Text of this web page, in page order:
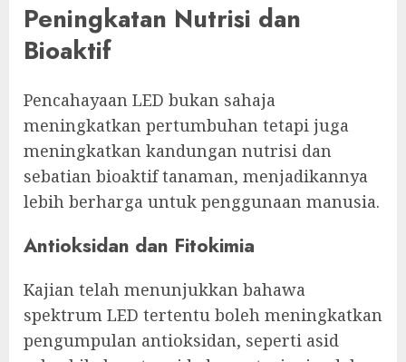
Peningkatan Nutrisi dan
Bioaktif
Pencahayaan LED bukan sahaja
meningkatkan pertumbuhan tetapi juga
meningkatkan kandungan nutrisi dan
sebatian bioaktif tanaman, menjadikannya
lebih berharga untuk penggunaan manusia.
Antioksidan dan Fitokimia
Kajian telah menunjukkan bahawa
spektrum LED tertentu boleh meningkatkan
pengumpulan antioksidan, seperti asid